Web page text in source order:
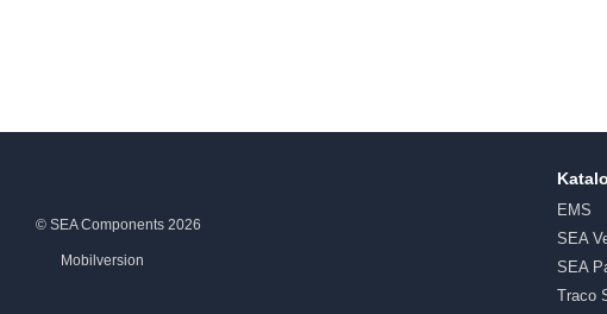
© SEA Components 2026
Mobilversion
EMS
SEA
SEA
Traco